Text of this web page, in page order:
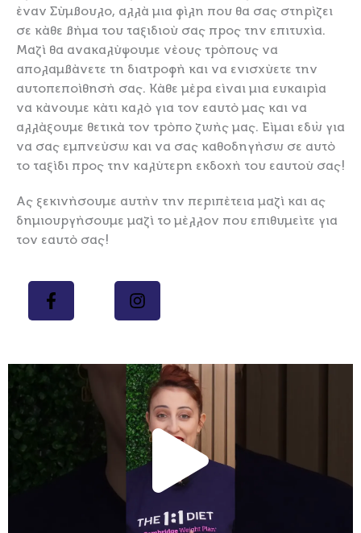
έναν Σύμβουλο, αλλά μια φίλη που θα σας στηρίζει
σε κάθε βήμα του ταξιδιού σας προς την επιτυχία.
Μαζί θα ανακαλύψουμε νέους τρόπους να
απολαμβάνετε τη διατροφή και να ενισχύετε την
αυτοπεποίθησή σας. Κάθε μέρα είναι μια ευκαιρία
να κάνουμε κάτι καλό για τον εαυτό μας και να
αλλάξουμε θετικά τον τρόπο ζωής μας. Είμαι εδώ για
να σας εμπνεύσω και να σας καθοδηγήσω σε αυτό
το ταξίδι προς την καλύτερη εκδοχή του εαυτού σας!
Ας ξεκινήσουμε αυτήν την περιπέτεια μαζί και ας
δημιουργήσουμε μαζί το μέλλον που επιθυμείτε για
τον εαυτό σας!
Play